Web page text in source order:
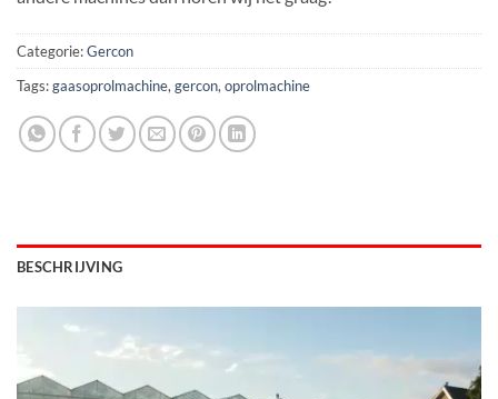
Categorie:Gercon
Tags:gaasoprolmachine, gercon, oprolmachine
BESCHRIJVING
Videospeler